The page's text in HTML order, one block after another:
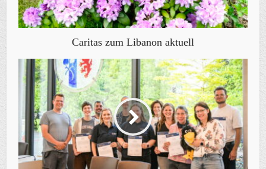
Caritas zum Libanon aktuell